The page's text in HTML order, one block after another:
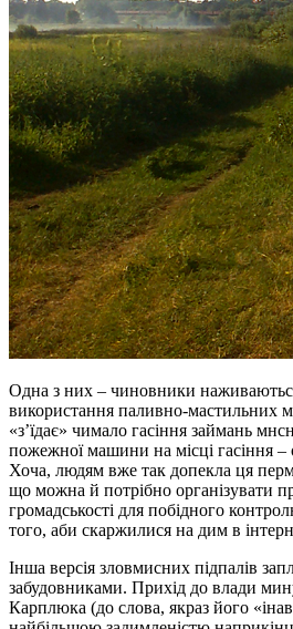
Одна з них – чиновники
використання паливно-мастильних
«з’їдає» чимало гасіння займань
пожежної машини на місці гасіння –
Хоча, людям вже так допекла ця
що можна й потрібно організувати
громадськості для побідного
того, аби скаржилися на дим в
Інша версія зловмисних підпалів
забудовниками. Прихід до влади
Карплюка (до слова, якраз його